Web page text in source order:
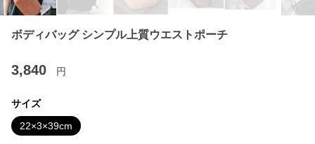
ボディバッグ シンプル上質ウエストポーチ
3,840 円
サイズ
22×3×39cm